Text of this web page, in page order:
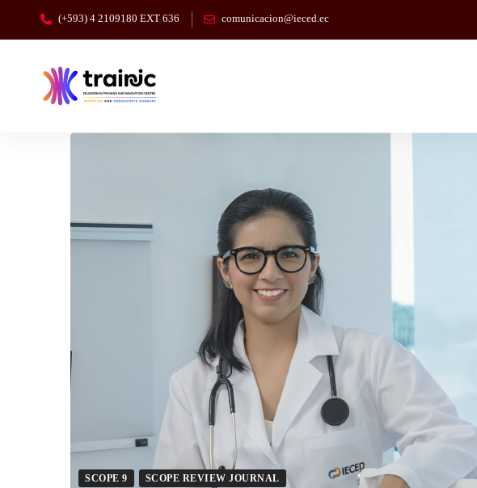
(+593) 4 2109180 EXT 636 comunicacion@ieced.ec
between
the
lower
esophageal
sphincter
SCOPE 9 SCOPE REVIEW JOURNAL